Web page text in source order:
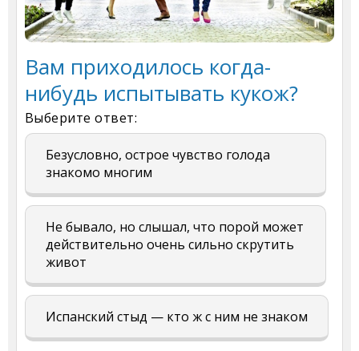
Вам приходилось когда-
нибудь испытывать кукож?
Выберите ответ:
Безусловно, острое чувство голода
знакомо многим
Не бывало, но слышал, что порой может
действительно очень сильно скрутить
живот
Испанский стыд — кто ж с ним не знаком